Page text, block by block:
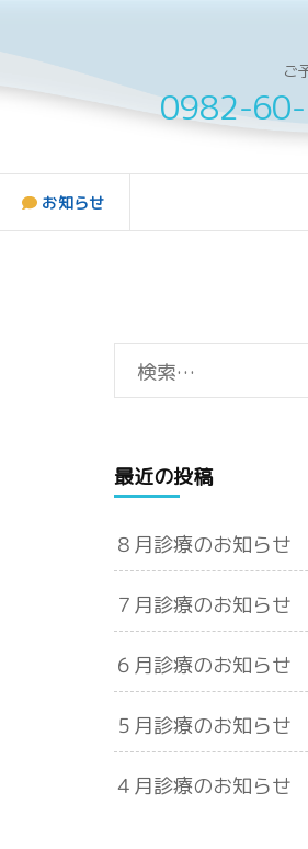
ご
0982-
お知らせ
検
索:
最近の投稿
８月診療のお知らせ
７月診療のお知らせ
６月診療のお知らせ
５月診療のお知らせ
４月診療のお知らせ